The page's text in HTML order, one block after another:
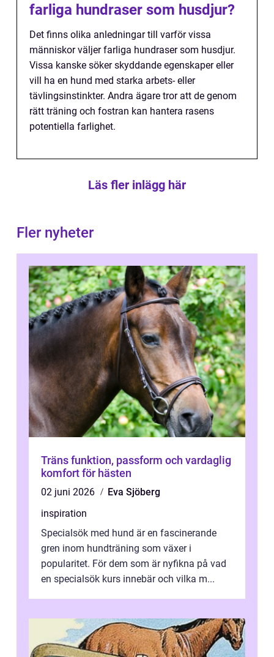
farliga hundraser som husdjur?
Det finns olika anledningar till varför vissa
människor väljer farliga hundraser som husdjur.
Vissa kanske söker skyddande egenskaper eller
vill ha en hund med starka arbets- eller
tävlingsinstinkter. Andra ägare tror att de genom
rätt träning och fostran kan hantera rasens
potentiella farlighet.
Läs fler inlägg här
Fler nyheter
Träns funktion, passform och vardaglig
komfort för hästen
02 juni 2026
Eva Sjöberg
inspiration
Specialsök med hund är en fascinerande
gren inom hundträning som växer i
popularitet. För dem som är nyfikna på vad
en specialsök kurs innebär och vilka m...